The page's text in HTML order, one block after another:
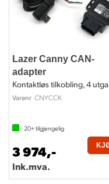
Lazer Canny CAN-
adapter
Varenr CNYCCK
20+tilgjengelig
3 974,-
Ink.mva.